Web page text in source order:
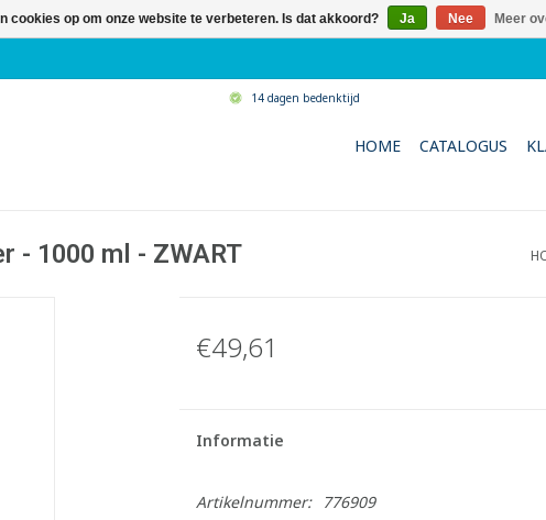
14 dagen bedenktijd
HOME CATALOGUS
- 1000 ml - ZWART
€49,61
Informatie
Artikelnummer: 776909
cookies op om onze website te verbeteren. Is dat akkoord? Ja Nee Meer